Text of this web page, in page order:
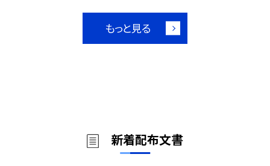
もっと見る
新着配布文書